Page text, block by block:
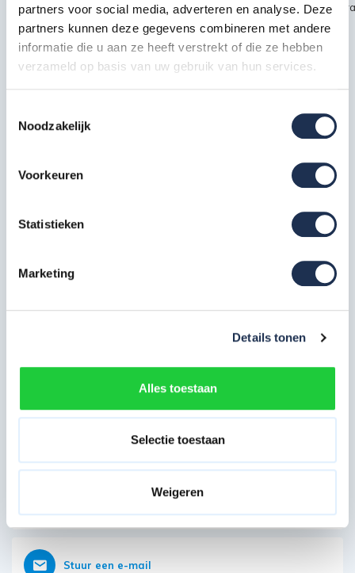
partners voor social media, adverteren en analyse. Deze
partners kunnen deze gegevens combineren met andere
informatie die u aan ze heeft verstrekt of die ze hebben
verzameld op basis van uw gebruik van hun services.
Noodzakelijk
Voorkeuren
Statistieken
Marketing
Details tonen
Alles toestaan
Selectie toestaan
Weigeren
~~https://cdn.webshopapp.com/shops/189476/files/451435720/
safety1.jpg
EAN
Meest behulpzame reviews
veiligheidsnormen
Eerder bekeken door jou
Onze klantenservice is vanaf weer geopend
Bereikbaar op 085 - 06 56 19 2
Vraag nu direct een offerte aan
Stuur een e-mail